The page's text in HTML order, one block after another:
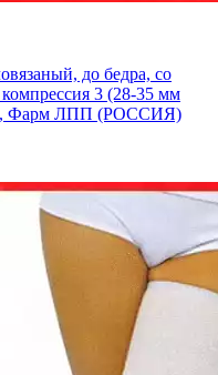
до бедра, со
3 (28-35 мм
Фарм ЛПП (РОССИЯ)